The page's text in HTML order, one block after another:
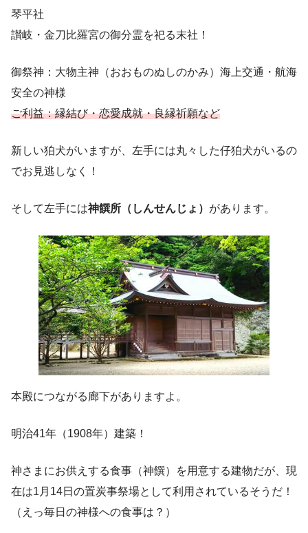
琴平社
讃岐・金刀比羅宮の御分霊を祀る末社！
御祭神：大物主神（おおものぬしのかみ）海上交通・航海
安全の神様
ご利益：縁結び・恋愛成就・良縁祈願など
新しい狛犬がいますが、左手には丸々した仔狛犬がいるの
でお見逃しなく！
そして左手には神饌所（しんせんじょ） があります。
本殿につながる廊下がありますよ。
明治41年（1908年）建築！
神さまにお供えする食事（神饌）を用意する建物だが、現
在は1月14日の置炭事祭場として利用されているそうだ！
（えっ毎日の神様への食事は？）